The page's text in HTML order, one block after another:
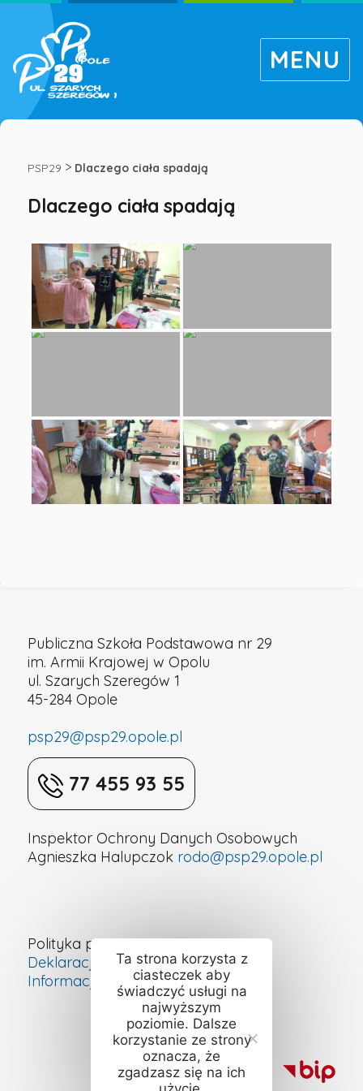
Dlaczego
ciała
spadają
Publiczna
Szkoła
nr
29
MENU
PSP29 > Dlaczego ciała spadają
Dlaczego ciała spadają
Publiczna Szkoła Podstawowa nr 29
im. Armii Krajowej w Opolu
ul. Szarych Szeregów 1
45-284 Opole
psp29@psp29.opole.pl
77 455 93 55
Inspektor Ochrony Danych Osobowych
Agnieszka Halupczok rodo@psp29.opole.pl
Polityka prywatności
Deklaracja dostępności cyfrowej
Informacje o szkole – ETR
Ta strona korzysta z
ciasteczek aby
świadczyć usługi na
najwyższym
poziomie. Dalsze
korzystanie ze strony
oznacza, że
zgadzasz się na ich